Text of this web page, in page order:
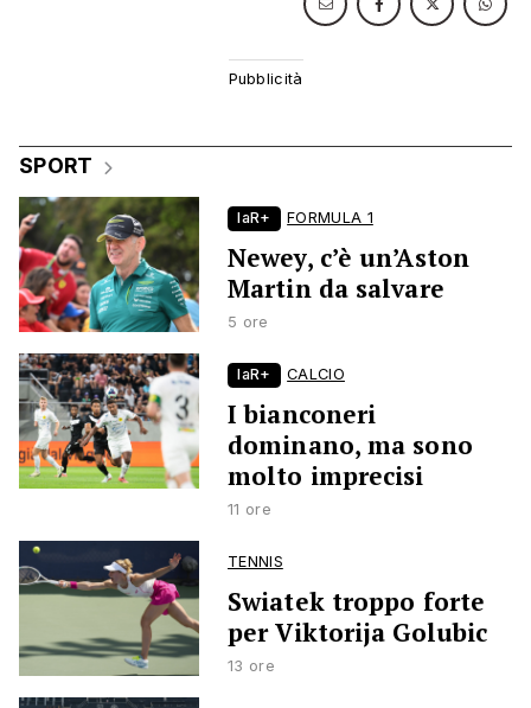
SPORT
laR+ FORMULA 1
Newey, c’è un’Aston
Martin da salvare
5 ore
laR+ CALCIO
I bianconeri
dominano, ma sono
molto imprecisi
11 ore
TENNIS
Swiatek troppo forte
per Viktorija Golubic
13 ore